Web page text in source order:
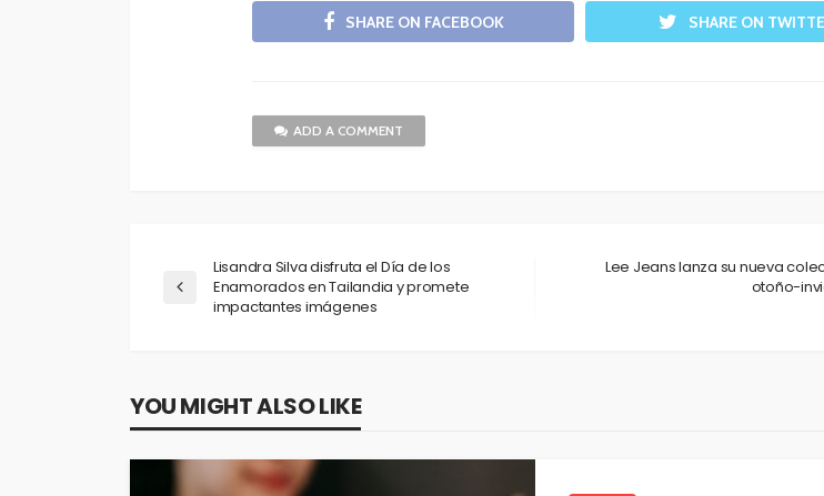
SHARE ON FACEBOOK SHARE ON
ADD A COMMENT
Lisandra Silva disfruta el Día de los
Enamorados en Tailandia y promete
impactantes imágenes
Lee Jeans lanza su nueva
otoño-
YOU MIGHT ALSO LIKE